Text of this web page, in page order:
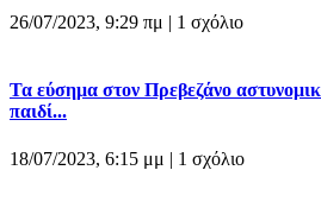
26/07/2023, 9:29 πμ | 1 σχόλιο
Τα εύσημα στον Πρεβεζάνο
παιδί...
18/07/2023, 6:15 μμ | 1 σχόλιο